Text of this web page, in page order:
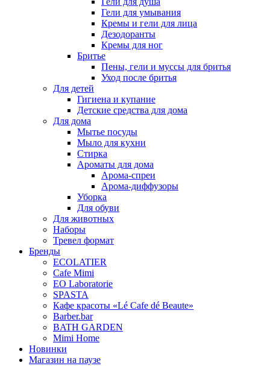
Гели для умывания
Кремы и гели для лица
Дезодоранты
Кремы для ног
Бритье
Пены, гели и муссы для бритья
Уход после бритья
Для детей
Гигиена и купание
Детские средства для дома
Для дома
Мытье посуды
Мыло для кухни
Стирка
Ароматы для дома
Арома-спреи
Арома-диффузоры
Уборка
Для обуви
Для животных
Наборы
Тревел формат
Бренды
EСОLATIER
Cafe Mimi
EO Laboratorie
SPASTA
Кафе красоты «Lé Cafe dé Beaute»
Barber.bar
BATH GARDEN
Mimi Home
Новинки
Магазин на паузе